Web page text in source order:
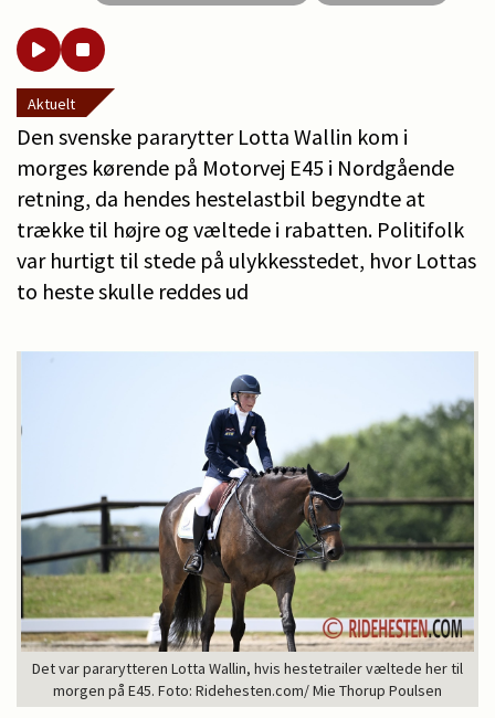
Aktuelt
Den svenske pararytter Lotta Wallin kom i
morges kørende på Motorvej E45 i Nordgående
retning, da hendes hestelastbil begyndte at
trække til højre og væltede i rabatten. Politifolk
var hurtigt til stede på ulykkesstedet, hvor Lottas
to heste skulle reddes ud
Det var pararytteren Lotta Wallin, hvis hestetrailer væltede her til
morgen på E45. Foto: Ridehesten.com/ Mie Thorup Poulsen